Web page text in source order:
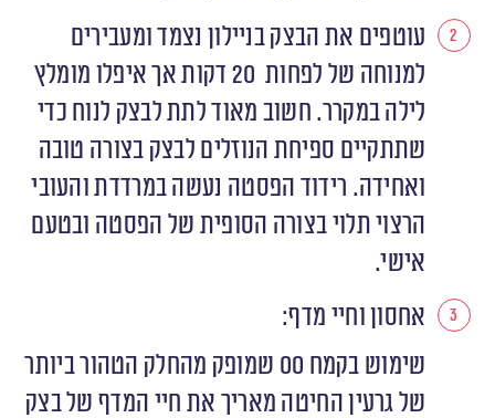
עוטפים את הבצק בניילון נצמד ומעבירים
למנוחה של לפחות 20 דקות אך איפלו מומלץ
לילה במקרר. חשוב מאוד לתת לבצק לנוח כדי
שתתקיים ספיחת הנוזלים לבצק בצורה טובה
ואחידה. רידוד הפסטה נעשה במרדדת והעובי
הרצוי תלוי בצורה הסופית של הפסטה ובטעם
אישי.
אחסון וחיי מדף:
שימוש בקמח 00 שמופק מהחלק הטהור ביותר
של גרעין החיטה מאריך את חיי המדף של בצק